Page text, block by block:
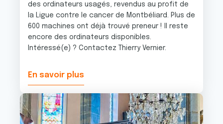
des ordinateurs usagés, revendus au profit de
la Ligue contre le cancer de Montbéliard. Plus de
600 machines ont déjà trouvé preneur ! Il reste
encore des ordinateurs disponibles.
Intéressé(e) ? Contactez Thierry Vernier.
En savoir plus
Image